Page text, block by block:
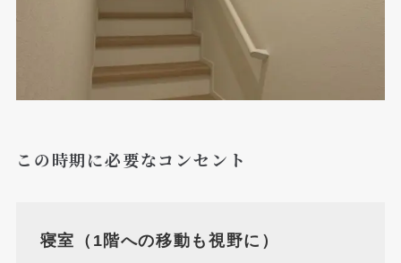
この時期に必要なコンセント
寝室（1階への移動も視野に）